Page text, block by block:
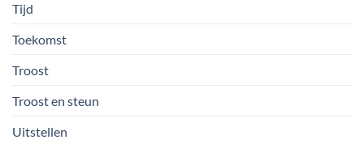
Tijd
Toekomst
Troost
Troost en steun
Uitstellen